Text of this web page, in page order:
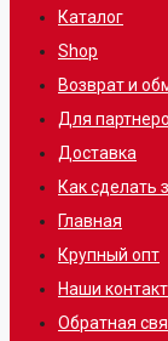
Каталог
Shop
Возврат и
Для
Доставка
Как сделать
Главная
Крупный опт
Наши
Обратная